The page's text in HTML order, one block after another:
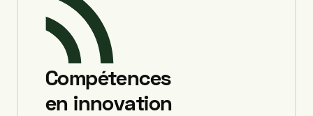
Compétences
en innovation